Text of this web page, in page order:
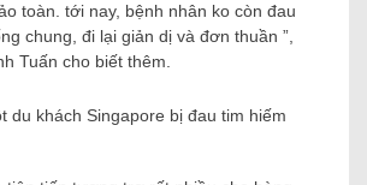
toàn. tới nay, bệnh nhân ko còn đau
chung, đi lại giản dị và đơn thuần ”,
Tuấn cho biết thêm.